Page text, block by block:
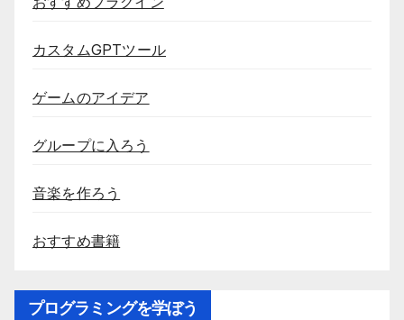
カスタムGPTツール
ゲームのアイデア
グループに入ろう
音楽を作ろう
おすすめ書籍
プログラミングを学ぼう